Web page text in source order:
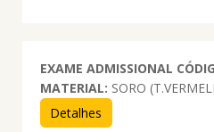
EXAME ADMISSIONAL
MATERIAL: SORO
Detalhes